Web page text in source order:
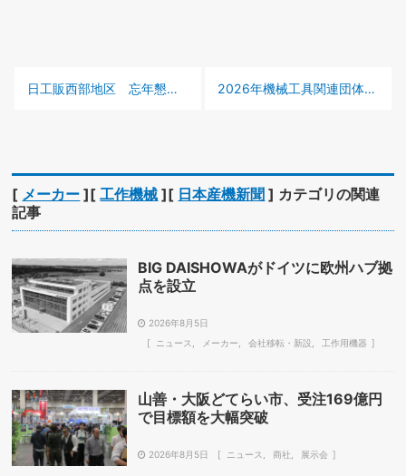
前の記事 :
日工販西部地区 忘年懇親会に74人が参加 次の記事 :
2026年機械工具関連団体の需要見通し 航空、防衛や造船のけん引に期待
[ メーカー ][工作機械 ][ 日本産機新聞 ] カテゴリの関連
記事
BIG DAISHOWAがドイツに欧州ハブ拠
点を設立
2026年8月5日
ニュース
メーカー 会社移転・新設 工作用機器
山善・大阪どてらい市、受注169億円
で目標額を大幅突破
2026年8月5日 ニュース 商社 展示会